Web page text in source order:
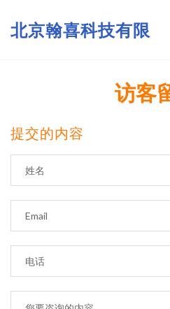
北京翰喜科技有限
访客
提交的内容